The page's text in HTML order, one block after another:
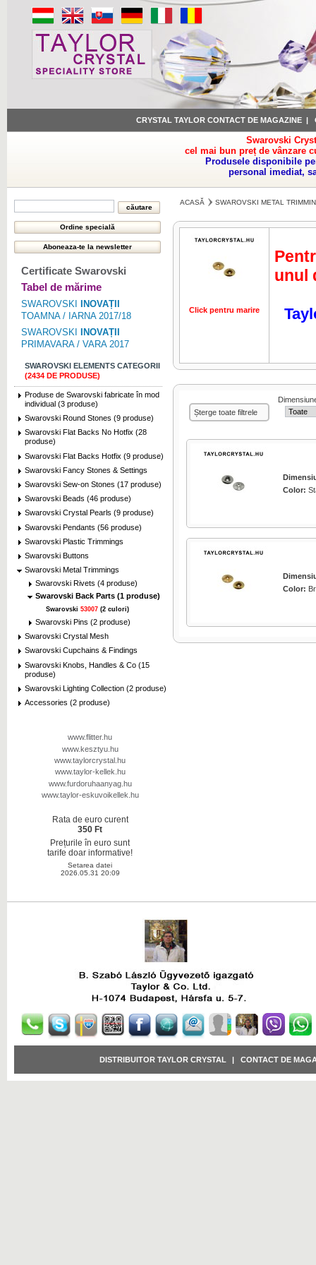
CRYSTAL TAYLOR CONTACT DE MAGAZINE |
Swarovski
cel mai bun preț de vânzare
Produsele disponibile
personal imediat,
Certificate Swarovski
Tabel de mărime
SWAROVSKI
INOVAȚII
TOAMNA / IARNA 2017/18
SWAROVSKI
INOVAȚII
PRIMAVARA / VARA 2017
SWAROVSKI ELEMENTS CATEGORII
(2434 DE PRODUSE)
Produse de Swarovski fabricate în mod
individual (3 produse)
Swarovski Round Stones (9 produse)
Swarovski Flat Backs No Hotfix (28
produse)
Swarovski Flat Backs Hotfix (9 produse)
Swarovski Fancy Stones & Settings
Swarovski Sew-on Stones (17 produse)
Swarovski Beads (46 produse)
Swarovski Crystal Pearls (9 produse)
Swarovski Pendants (56 produse)
Swarovski Plastic Trimmings
Swarovski Buttons
Swarovski Metal Trimmings
Swarovski Rivets (4 produse)
Swarovski Back Parts (1 produse)
Swarovski 53007 (2 culori)
Swarovski Pins (2 produse)
Swarovski Crystal Mesh
Swarovski Cupchains & Findings
Swarovski Knobs, Handles & Co (15
produse)
Swarovski Lighting Collection (2 produse)
Accessories (2 produse)
www.flitter.hu
www.kesztyu.hu
www.taylorcrystal.hu
www.taylor-kellek.hu
www.furdoruhaanyag.hu
www.taylor-eskuvoikellek.hu
Rata de euro curent
350 Ft
Prețurile în euro sunt
tarife doar informative!
Setarea datei
2026.05.31 20:09
ACASĂ SWAROVSKI METAL
Click pentru marire Click pentru
unul
Șterge toate filtrele
Color:
Color:
DISTRIBUITOR TAYLOR CRYSTAL CONTACT DE